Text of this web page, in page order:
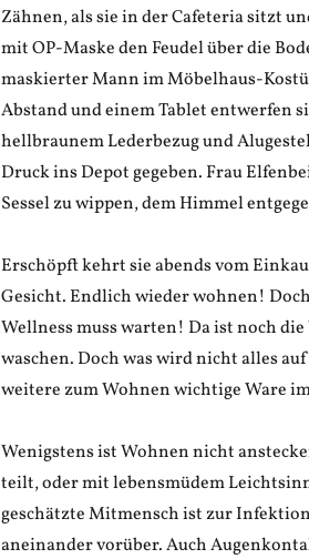
Zähnen, als sie in der Cafeteria sitzt
mit OP-Maske den Feudel über die
maskierter Mann im Möbelhaus-
Abstand und einem Tablet entwerfen
hellbraunem Lederbezug und
Druck ins Depot gegeben. Frau
Sessel zu wippen, dem Himmel
Erschöpft kehrt sie abends vom
Gesicht. Endlich wieder wohnen!
Wellness muss warten! Da ist noch
waschen. Doch was wird nicht alles
weitere zum Wohnen wichtige Ware
Wenigstens ist Wohnen nicht
teilt, oder mit lebensmüdem
geschätzte Mitmensch ist zur
aneinander vorüber. Auch